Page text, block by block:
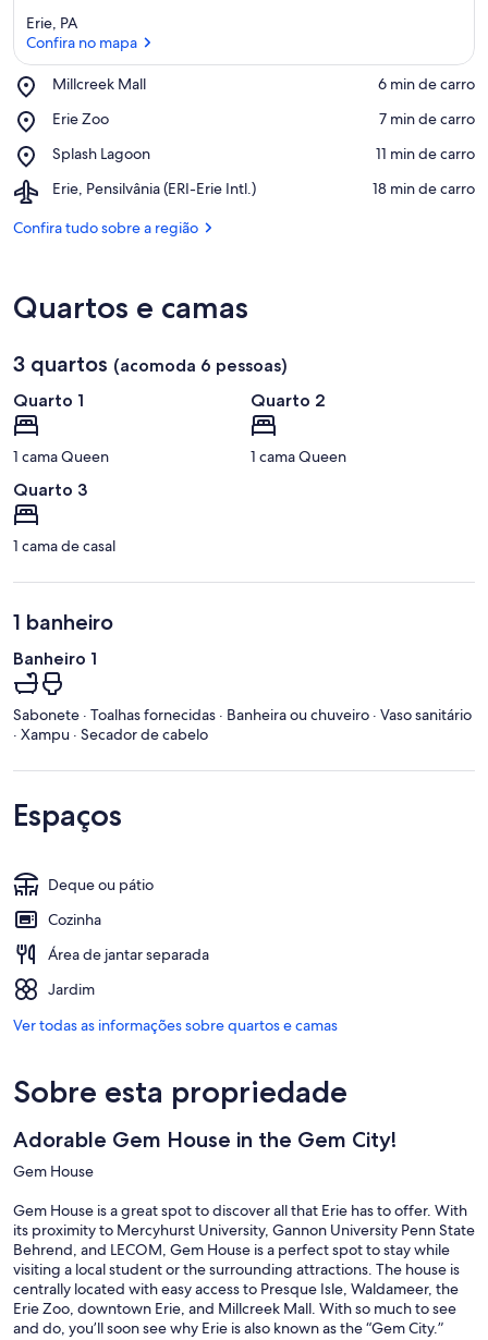
á
r
e
a
Erie, PA
Confira no mapa
Millcreek Mall
Place,
Mall
‪6 min de carro‬
Erie Zoo
Place,
Zoo
‪7 min de carro‬
Splash Lagoon
Place,
Lagoon
‪11 min de carro‬
Erie, Pensilvânia (ERI-Erie Intl.)
Airport,
Pensilvânia
‪18 min de carro‬
Confira tudo sobre a região
Quartos e camas
3 quartos (acomoda 6 pessoas)
Quarto 1
1 cama Queen
Quarto 2
1 cama Queen
Quarto 3
1 cama de casal
1 banheiro
Banheiro 1
Sabonete · Toalhas fornecidas · Banheira ou chuveiro · Vaso sanitário
· Xampu · Secador de cabelo
Espaços
Deque ou pátio
Cozinha
Área de jantar separada
Jardim
Ver todas as informações sobre quartos e camas
Sobre esta propriedade
Adorable Gem House in the Gem City!
Gem House
Gem House is a great spot to discover all that Erie has to offer. With
its proximity to Mercyhurst University, Gannon University Penn State
Behrend, and LECOM, Gem House is a perfect spot to stay while
visiting a local student or the surrounding attractions. The house is
centrally located with easy access to Presque Isle, Waldameer, the
Erie Zoo, downtown Erie, and Millcreek Mall. With so much to see
and do, you’ll soon see why Erie is also known as the “Gem City.”